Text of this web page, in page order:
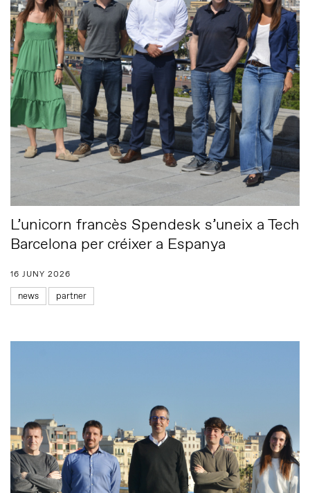
L’unicorn francès Spendesk s’uneix a Tech
Barcelona per créixer a Espanya
16 JUNY 2026
news partner